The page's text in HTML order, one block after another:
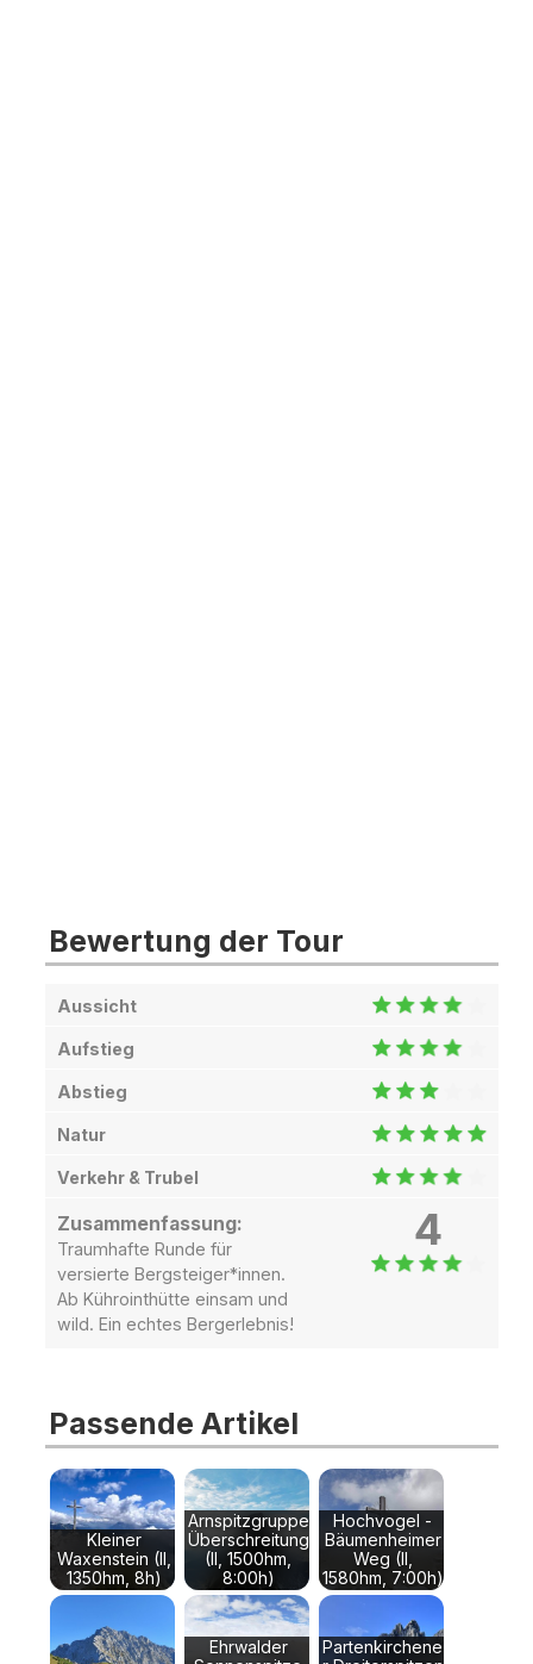
Bewertung der Tour
Aussicht
Aufstieg
Abstieg
Natur
Verkehr & Trubel
Zusammenfassung:
Traumhafte Runde für
versierte Bergsteiger*innen.
Ab Kührointhütte einsam und
wild. Ein echtes Bergerlebnis!
4
Passende Artikel
Kleiner
Waxenstein (II,
1350hm, 8h)
Arnspitzgruppe
Überschreitung
(II, 1500hm,
8:00h)
Hochvogel -
Bäumenheimer
Weg (II,
1580hm, 7:00h)
Ehrwalder
Partenkirchene